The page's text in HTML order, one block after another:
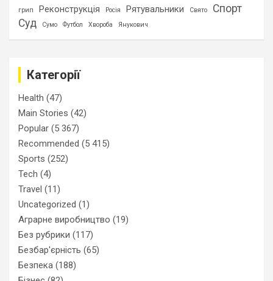
грип Реконструкція Росія Рятувальники Свято
Спорт
Суд
Сумо Футбол Хвороба Янукович
Категорії
Health (47)
Main Stories (42)
Popular (5 367)
Recommended (5 415)
Sports (252)
Tech (4)
Travel (11)
Uncategorized (1)
Аграрне виробництво (19)
Без рубрики (117)
Безбар'єрність (65)
Безпека (188)